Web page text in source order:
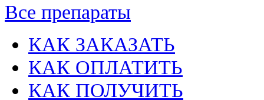
Все препараты
КАК ЗАКАЗАТЬ
КАК ОПЛАТИТЬ
КАК ПОЛУЧИТЬ